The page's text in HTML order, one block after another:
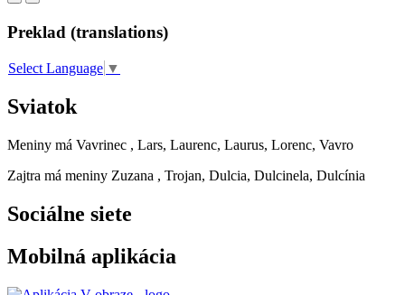
Preklad (translations)
Select Language ▼
Sviatok
Meniny má Vavrinec , Lars, Laurenc, Laurus, Lorenc, Vavro
Zajtra má meniny Zuzana , Trojan, Dulcia, Dulcinela, Dulcínia
Sociálne siete
Mobilná aplikácia